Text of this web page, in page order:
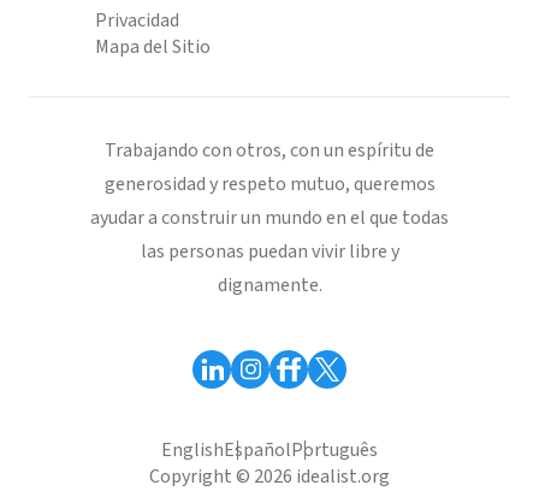
Privacidad
Mapa del Sitio
Trabajando con otros, con un espíritu de
generosidad y respeto mutuo, queremos
ayudar a construir un mundo en el que todas
las personas puedan vivir libre y
dignamente.
EnglishEspañolPortuguês
Copyright © 2026 idealist.org